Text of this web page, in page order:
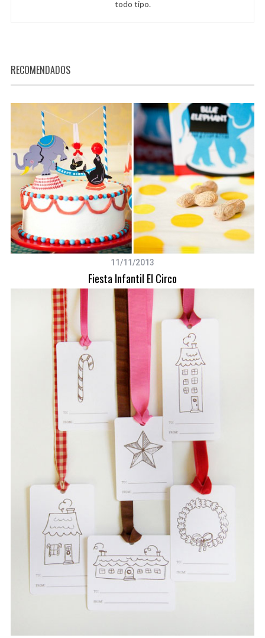
todo tipo.
RECOMENDADOS
11/11/2013
Fiesta Infantil El Circo